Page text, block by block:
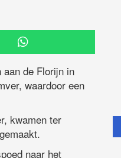
aan de Florijn in
waardoor een
kwamen ter
naar het